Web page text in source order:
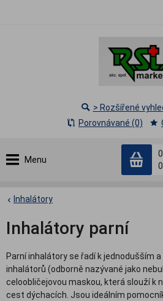
Menu
0
> Rozšířené
Porovnávané (0)
Inhalátory
Inhalátory parní
Parní inhalátory se řadí k jednodušším
inhalátorů (odborně nazývané jako
celoobličejovou maskou, která slouží k
cest dýchacích. Jsou ideálním